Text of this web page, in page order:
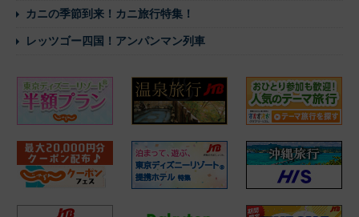
カニの季節到来！カニ旅行特集！
レッツゴー四国！アンパンマン列車